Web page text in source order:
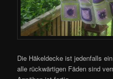
Die Häkeldecke ist jedenfalls
alle rückwärtigen Fäden sind